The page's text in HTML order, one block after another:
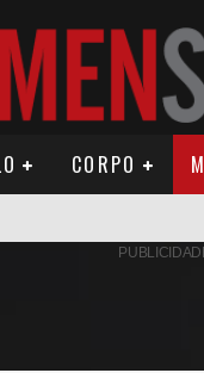
CORPO
SEU LEGADO